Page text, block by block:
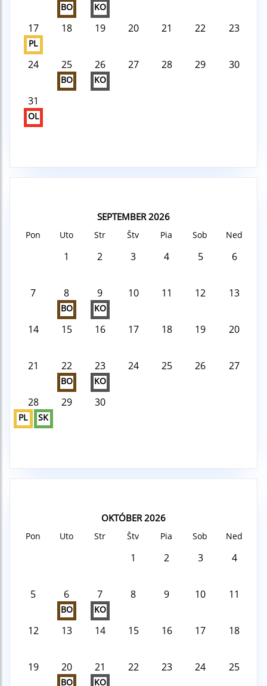
BO KO
17
PL
18 19 20 21 22 23
24 25
BO
26
KO
27 28 29 30
31
OL
SEPTEMBER 2026
Pon Uto Str Štv Pia Sob Ned
1 2 3 4 5 6
7 8
BO
9
KO
10 11 12 13
14 15 16 17 18 19 20
21 22
BO
23
KO
24 25 26 27
28
PL SK
29 30
OKTÓBER 2026
Pon Uto Str Štv Pia Sob Ned
1 2 3 4
5 6
BO
7
KO
8 9 10 11
12 13 14 15 16 17 18
19 20
BO
21
KO
22 23 24 25